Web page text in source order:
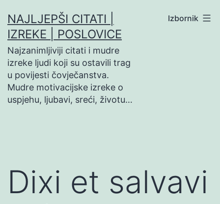
na
sadržaj
NAJLJEPŠI CITATI |
IZREKE | POSLOVICE
Najzanimljiviji citati i mudre
izreke ljudi koji su ostavili trag
u povijesti čovječanstva.
Mudre motivacijske izreke o
uspjehu, ljubavi, sreći, životu…
Izbornik
Dixi et salvavi